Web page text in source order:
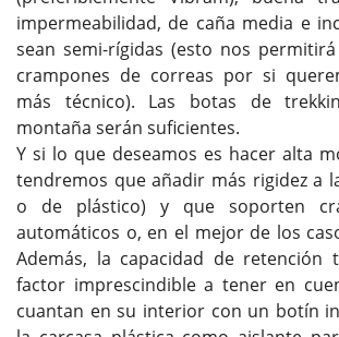
impermeabilidad, de caña media e
sean semi-rígidas (esto nos
crampones de correas por si
más técnico). Las botas de
montaña serán suficientes.
Y si lo que deseamos es hacer alta
tendremos que añadir más rigidez a
o de plástico) y que soporten
automáticos o, en el mejor de los
Además, la capacidad de retención
factor imprescindible a tener en
cuantan en su interior con un botín